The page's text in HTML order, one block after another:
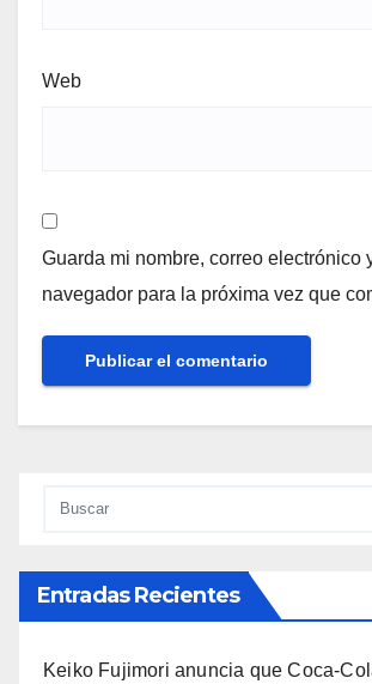
Web
Guarda mi nombre, correo electrónico
navegador para la próxima vez que
Entradas Recientes
Keiko Fujimori anuncia que Coca-